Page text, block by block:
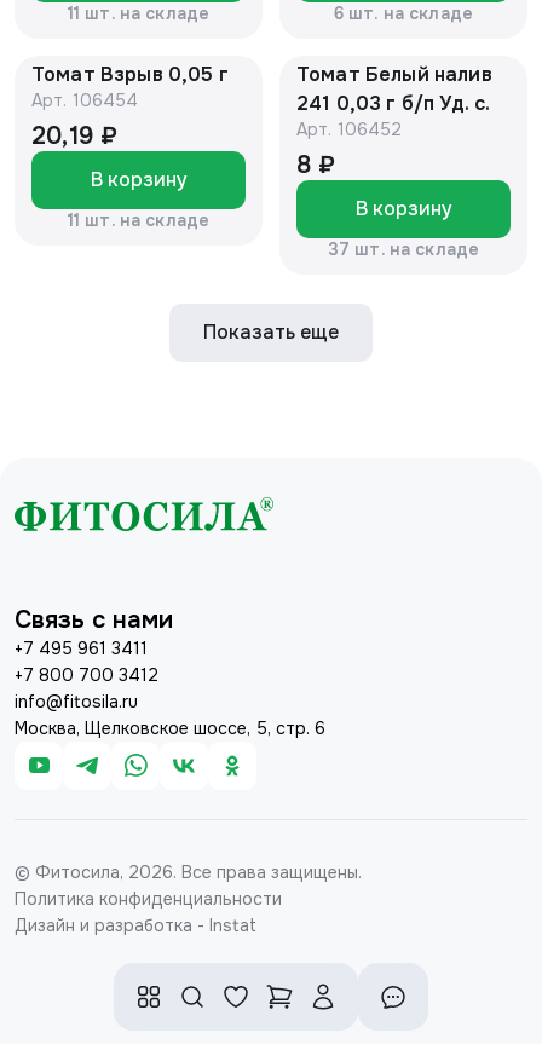
11 шт. на складе 6 шт. на складе
Томат Взрыв 0,05 г
Арт. 106454
20,19 ₽
В корзину
11 шт. на складе
Томат Белый налив
241 0,03 г б/п Уд. с.
Арт. 106452
8 ₽
В корзину
37 шт. на складе
Показать еще
Связь с нами
+7 495 961 3411
+7 800 700 3412
info@fitosila.ru
Москва, Щелковское шоссе, 5, стр. 6
© Фитосила, 2026. Все права защищены.
Политика конфиденциальности
Дизайн и разработка - Instat